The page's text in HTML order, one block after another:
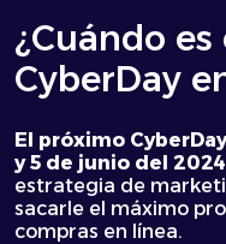
¿Cuándo
CyberDay
El próximo
y 5 de junio del 2024
estrategia de
sacarle el máximo
compras en línea.